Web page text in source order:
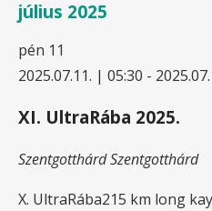
július 2025
pén 11
2025.07.11. | 05:30 -
XI. UltraRába 2025.
SzentgotthárdSzentgotthárd
X. UltraRába215 km long